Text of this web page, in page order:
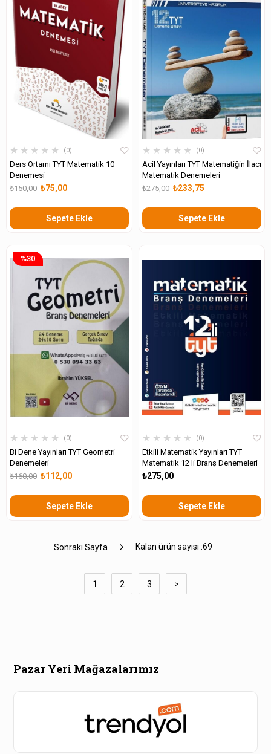
★ ★ ★ ★ ★ 0
Ders Ortamı TYT Matematik 10
Denemesi
₺75,00
₺150,00
Sepete Ekle
★ ★ ★ ★ ★ 0
Acil Yayınları TYT Matematiğin İlacı
Matematik Denemeleri
₺233,75
₺275,00
Sepete Ekle
★ ★ ★ ★ ★ 0
Bi Dene Yayınları TYT Geometri
Denemeleri
₺112,00
₺160,00
Sepete Ekle
%30
★ ★ ★ ★ ★ 0
Etkili Matematik Yayınları TYT
Matematik 12 li Branş Denemeleri
₺275,00
Sepete Ekle
Sonraki Sayfa Kalan ürün sayısı :69
1 2 3 >
Pazar Yeri Mağazalarımız